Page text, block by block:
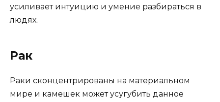
усиливает интуицию и умение разбираться в
людях.
Рак
Раки сконцентрированы на материальном
мире и камешек может усугубить данное